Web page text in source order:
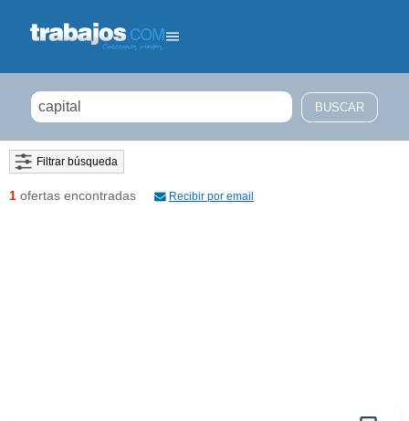
Filtrar búsqueda
1 ofertas encontradas Recibir por email